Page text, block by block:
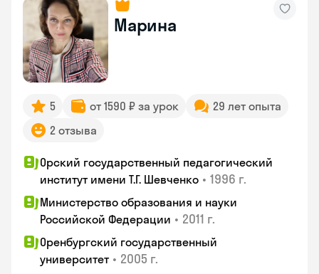
Марина
5 от 1590 ₽ за урок
29 лет опыта
2 отзыва
Орский государственный педагогический
институт имени Т.Г. Шевченко • 1996 г.
Министерство образования и науки
Российской Федерации • 2011 г.
Оренбургский государственный
университет • 2005 г.